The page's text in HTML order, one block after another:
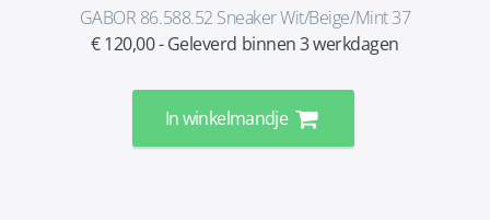
GABOR 86.588.52 Sneaker Wit/Beige/Mint 37
€ 120,00 - Geleverd binnen 3 werkdagen
In winkelmandje